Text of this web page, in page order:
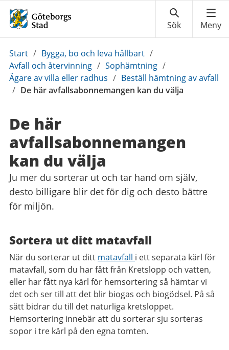
Du
är
här:
Start / Bygga, bo och leva hållbart /
Avfall och återvinning / Sophämtning /
Ägare av villa eller radhus / Beställ hämtning av avfall
/ De här avfallsabonnemangen kan du välja
De här
avfallsabonnemangen
kan du välja
Ju mer du sorterar ut och tar hand om själv,
desto billigare blir det för dig och desto bättre
för miljön.
Sortera ut ditt matavfall
När du sorterar ut ditt matavfall i ett separata kärl för
matavfall, som du har fått från Kretslopp och vatten,
eller har fått nya kärl för hemsortering så hämtar vi
det och ser till att det blir biogas och biogödsel. På så
sätt bidrar du till det naturliga kretsloppet.
Hemsortering innebär att du sorterar sju sorteras
sopor i tre kärl på den egna tomten.